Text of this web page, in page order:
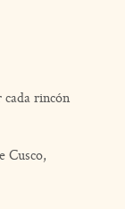
rincón
Cusco,